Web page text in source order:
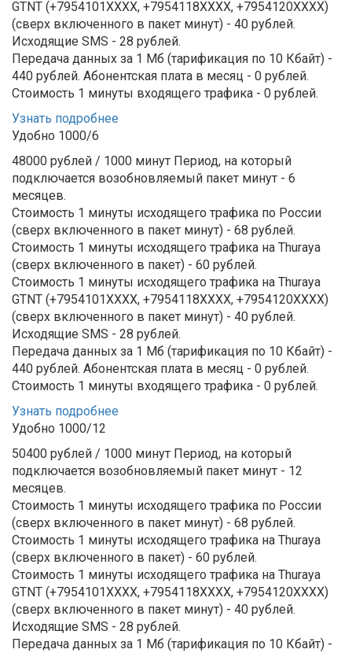
GTNT (+7954101XXXX, +7954118ХХХХ, +7954120ХХХХ)
(сверх включенного в пакет минут) - 40 рублей.
Исходящие SMS - 28 рублей.
Передача данных за 1 Мб (тарификация по 10 Кбайт) -
440 рублей. Абонентская плата в месяц - 0 рублей.
Стоимость 1 минуты входящего трафика - 0 рублей.
Узнать подробнее
Удобно 1000/6
48000 рублей / 1000 минут Период, на который
подключается возобновляемый пакет минут - 6
месяцев.
Стоимость 1 минуты исходящего трафика по России
(сверх включенного в пакет минут) - 68 рублей.
Стоимость 1 минуты исходящего трафика на Thuraya
(сверх включенного в пакет) - 60 рублей.
Стоимость 1 минуты исходящего трафика на Thuraya
GTNT (+7954101XXXX, +7954118ХХХХ, +7954120ХХХХ)
(сверх включенного в пакет минут) - 40 рублей.
Исходящие SMS - 28 рублей.
Передача данных за 1 Мб (тарификация по 10 Кбайт) -
440 рублей. Абонентская плата в месяц - 0 рублей.
Стоимость 1 минуты входящего трафика - 0 рублей.
Узнать подробнее
Удобно 1000/12
50400 рублей / 1000 минут Период, на который
подключается возобновляемый пакет минут - 12
месяцев.
Стоимость 1 минуты исходящего трафика по России
(сверх включенного в пакет минут) - 68 рублей.
Стоимость 1 минуты исходящего трафика на Thuraya
(сверх включенного в пакет) - 60 рублей.
Стоимость 1 минуты исходящего трафика на Thuraya
GTNT (+7954101XXXX, +7954118ХХХХ, +7954120ХХХХ)
(сверх включенного в пакет минут) - 40 рублей.
Исходящие SMS - 28 рублей.
Передача данных за 1 Мб (тарификация по 10 Кбайт) -